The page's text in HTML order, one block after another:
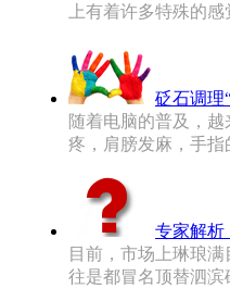
上有着许多特殊的
砭石调理
随着电脑的普及，
疼，肩膀发麻，手指
专家解析
目前，市场上琳琅
往是都冒名顶替泗滨